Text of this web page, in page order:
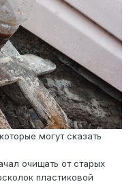
могут сказать
очищать от старых
пластиковой